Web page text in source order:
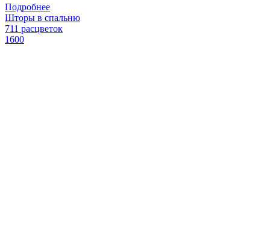
Подробнее
Шторы в спальню
711 расцветок
1600